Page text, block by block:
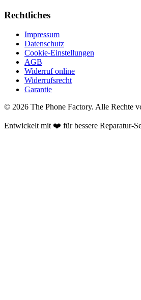
Rechtliches
Impressum
Datenschutz
Cookie-Einstellungen
AGB
Widerruf online
Widerrufsrecht
Garantie
© 2026 The Phone Factory. Alle Rechte
Entwickelt mit ❤️ für bessere Reparatur-